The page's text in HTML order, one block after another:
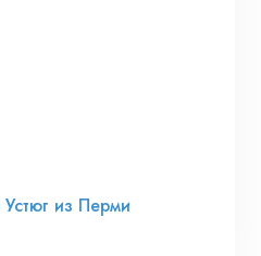
из Перми